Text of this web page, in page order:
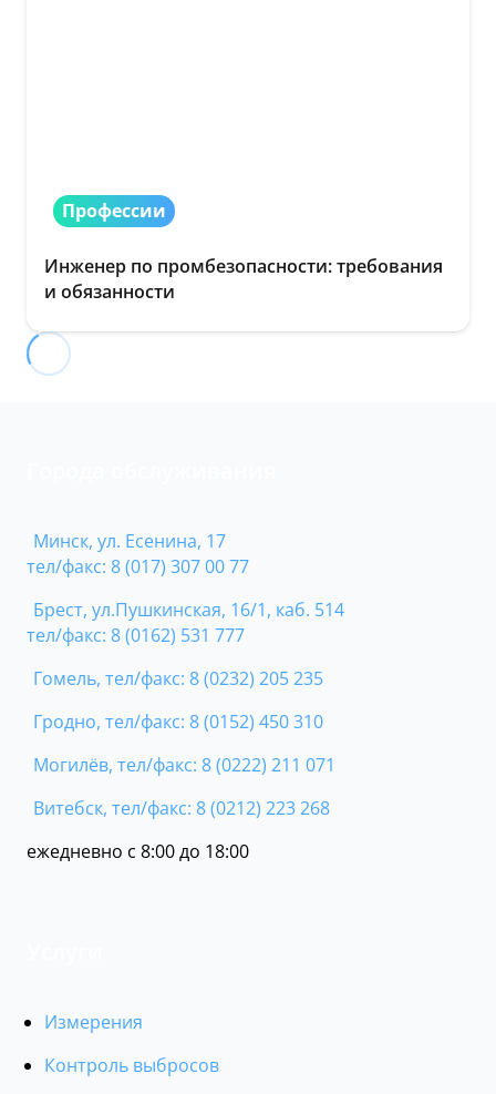
Профессии
Инженер по промбезопасности: требования
и обязанности
Минск, ул. Есенина, 17
тел/факс: 8 (017) 307 00 77
Брест, ул.Пушкинская, 16/1, каб. 514
тел/факс: 8 (0162) 531 777
Гомель, тел/факс: 8 (0232) 205 235
Гродно, тел/факс: 8 (0152) 450 310
Могилёв, тел/факс: 8 (0222) 211 071
Витебск, тел/факс: 8 (0212) 223 268
ежедневно с 8:00 до 18:00
Измерения
Контроль выбросов